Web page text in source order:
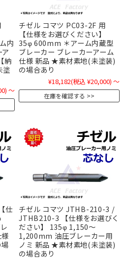
内
納
塗
～
チゼル コマツ PC03-2F 用
【仕様をお選びください】
35φ 600mm ＊アーム内蔵型
ブレーカー ブレーカーアーム
仕様 新品 ★素材素地(未塗装)
の場合あり
¥18,182(税込 ¥20,000) ～
在庫を確認する
仕
チゼル コマツ JTHB-210-3 /
JTHB210-3 【仕様をお選びく
ださい】 135φ 1,150～
1,200mm 油圧ブレーカー用
ノミ 新品 ★素材素地(未塗装)
の場合あり